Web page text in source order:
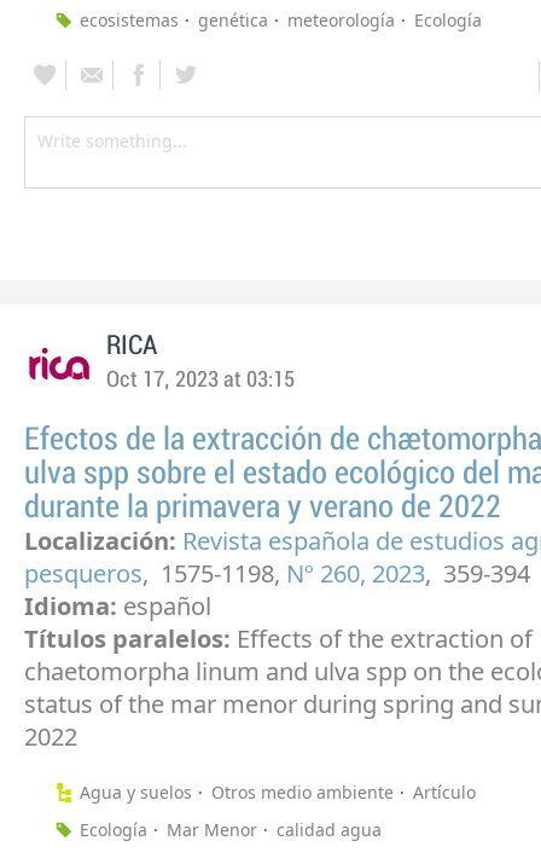
ecosistemas genética meteorología Ecología
RICA
Oct 17, 2023 at 03:15
Efectos de la extracción de
ulva spp sobre el estado ecológico del
durante la primavera y verano de 2022
Localización: Revista española de estudios
pesqueros, 1575-1198, Nº 260, 2023, 359-394
Idioma: español
Títulos paralelos: Effects of the extraction of
chaetomorpha linum and ulva spp on the
status of the mar menor during spring and
2022
Agua y suelos Otros medio ambiente
Artículo
Ecología
Mar Menor calidad agua